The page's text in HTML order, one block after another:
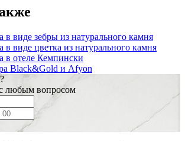
в виде зебры из натурального камня
в виде цветка из натурального камня
в отеле Кемпински
Black&Gold и Afyon
любым вопросом